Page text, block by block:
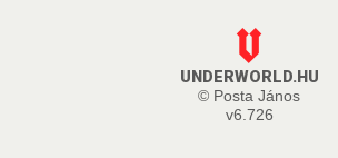
UNDERWORLD.HU
© Posta János
v6.726